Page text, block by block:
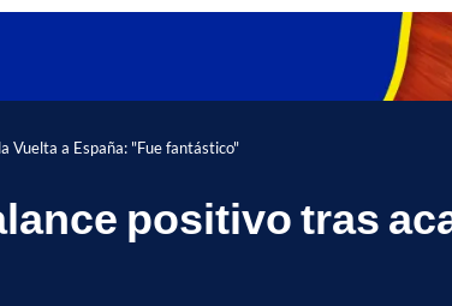
Vuelta a España: "Fue fantástico"
positivo tras